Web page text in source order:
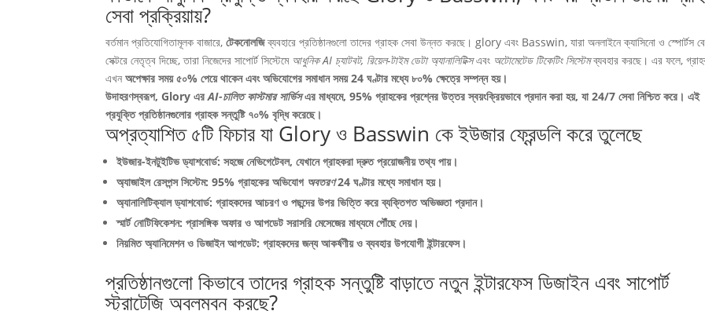
সেবা প্রক্রিয়ায়?
বর্তমান প্রতিযোগিতামূলক বাজারে,টেকনোলজিব্যবহারে প্রতিষ্ঠানগুলো তাদের গ্রাহক সেবা উন্নত করছে। glory এবং Basswin, যারা অনলাইনে ক্যাসিনো ও স্পোর্টস
সেক্টরে নেতৃত্ব দিচ্ছে, তারা নিজেদের সাপোর্ট সিস্টেমে আধুনিক AI চ্যাটবট, রিয়েল-টাইম ডেটা অ্যানালিটিক্সএবং অটোমেটেড টিকেটিং সিস্টেমব্যবহার করছে। এর ফলে,
এখনঅপেক্ষার সময় ৫০%পেয়ে থাকেন এবং অভিযোগের সমাধান সময়24 ঘণ্টার মধ্যে ৮০%ক্ষেত্রে সম্পন্ন হয়।
উদাহরণস্বরূপ, Glory এরAI-চালিত কাস্টমার সার্ভিসএর মাধ্যমে, 95% গ্রাহকের প্রশ্নের উত্তর স্বয়ংক্রিয়ভাবে প্রদান করা হয়, যা 24/7 সেবা নিশ্চিত করে। এই
প্রযুক্তি প্রতিষ্ঠানগুলোর গ্রাহক সন্তুষ্টি ৭০%বৃদ্ধি করেছে।
অপ্রত্যাশিত ৫টি ফিচার যা Glory ও Basswin কে ইউজার ফ্রেন্ডলি করে তুলেছে
ইউজার-ইনটুইটিভ ড্যাশবোর্ড:সহজে নেভিগেটেবল, যেখানে গ্রাহকরা দ্রুত প্রয়োজনীয় তথ্য পায়।
অ্যাজাইল রেসপন্স সিস্টেম:95% গ্রাহকের অভিযোগ অবতরণ24 ঘণ্টার মধ্যে সমাধান হয়।
অ্যানালিটিক্যাল ড্যাশবোর্ড:গ্রাহকদের আচরণ ও পছন্দের উপর ভিত্তি করে ব্যক্তিগত অভিজ্ঞতা প্রদান।
স্মার্ট নোটিফিকেশন:প্রাসঙ্গিক অফার ও আপডেট সরাসরি মেসেজের মাধ্যমে পৌঁছে দেয়।
নিয়মিত অ্যানিমেশন ও ডিজাইন আপডেট:গ্রাহকদের জন্য আকর্ষণীয় ও ব্যবহার উপযোগী ইন্টারফেস।
প্রতিষ্ঠানগুলো কিভাবে তাদের গ্রাহক সন্তুষ্টি বাড়াতে নতুন ইন্টারফেস ডিজাইন এবং সাপোর্ট
স্ট্রাটেজি অবলম্বন করছে?